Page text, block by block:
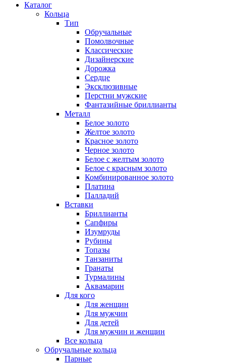
Каталог
Кольца
Тип
Обручальные
Помолвочные
Классические
Дизайнерские
Дорожка
Сердце
Эксклюзивные
Перстни мужские
Фантазийные бриллианты
Металл
Белое золото
Желтое золото
Красное золото
Черное золото
Белое с желтым золото
Белое с красным золото
Комбинированное золото
Платина
Палладий
Вставки
Бриллианты
Сапфиры
Изумруды
Рубины
Топазы
Танзаниты
Гранаты
Турмалины
Аквамарин
Для кого
Для женщин
Для мужчин
Для детей
Для мужчин и женщин
Все кольца
Обручальные кольца
Парные